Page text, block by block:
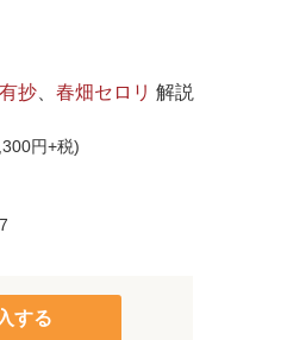
抄 春畑セロリ 解説
円+税)
する